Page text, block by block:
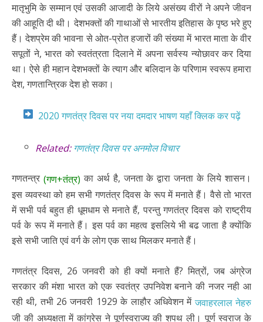
मातृभुमि के सम्मान एवं उसकी आजादी के लिये असंख्य वीरों ने अपने जीवन
की आहूति दी थी। देशभक्तों की गाथाओं से भारतीय इतिहास के पृष्ठ भरे हुए
हैं। देशप्रेम की भावना से ओत-प्रोत हजारों की संख्या में भारत माता के वीर
सपूतों ने, भारत को स्वतंत्रता दिलाने में अपना सर्वस्य न्योछावर कर दिया
था। ऐसे ही महान देशभक्तों के त्याग और बलिदान के परिणाम स्वरूप हमारा
देश, गणतान्त्रिक देश हो सका।
2020 गणतंत्र दिवस पर नया दमदार भाषण यहाँ क्लिक कर पढ़ें
Related: गणतंत्र दिवस पर अनमोल विचार
गणतन्त्र (गण+तंत्र) का अर्थ है, जनता के द्वारा जनता के लिये शासन।
इस व्यवस्था को हम सभी गणतंत्र दिवस के रूप में मनाते हैं। वैसे तो भारत
में सभी पर्व बहुत ही धूमधाम से मनाते हैं, परन्तु गणतंत्र दिवस को राष्ट्रीय
पर्व के रूप में मनाते हैं। इस पर्व का महत्व इसलिये भी बढ जाता है क्योंकि
इसे सभी जाति एवं वर्ग के लोग एक साथ मिलकर मनाते हैं।
गणतंत्र दिवस, 26 जनवरी को ही क्यों मनाते हैं? मित्रों, जब अंग्रेज
सरकार की मंशा भारत को एक स्वतंत्र उपनिवेश बनाने की नजर नही आ
रही थी, तभी 26 जनवरी 1929 के लाहौर अधिवेशन मेंजवाहरलाल नेहरु
जी की अध्यक्षता में कांग्रेस ने पूर्णस्वराज्य की शपथ ली। पूर्ण स्वराज के